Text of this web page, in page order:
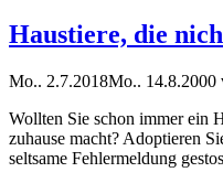
Haustiere, die
Mo.. 2.7.2018Mo.. 14.8.2000
Wollten Sie schon immer ein
zuhause macht? Adoptieren
seltsame Fehlermeldung